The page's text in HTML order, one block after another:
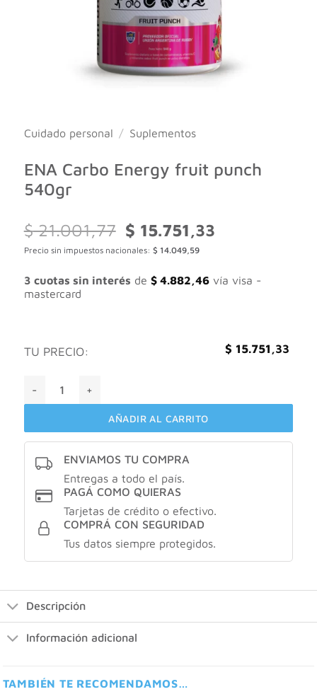
Cuidado personal / Suplementos
ENA Carbo Energy fruit punch
540gr
$21.001,77
El
precio
original
$ 21.001,77.
$ 15.751,33
$ 15.751,33.
Precio sin impuestos nacionales: $ 14.049,59
3 cuotas sin interés de $4.882,46vía visa -
mastercard
TU PRECIO: $ 15.751,33
AÑADIR AL CARRITO
ENVIAMOS TU COMPRA
Entregas a todo el país.
PAGÁ COMO QUIERAS
Tarjetas de crédito o efectivo.
COMPRÁ CON SEGURIDAD
Tus datos siempre protegidos.
Descripción
Información adicional
TAMBIÉN TE RECOMENDAMOS…